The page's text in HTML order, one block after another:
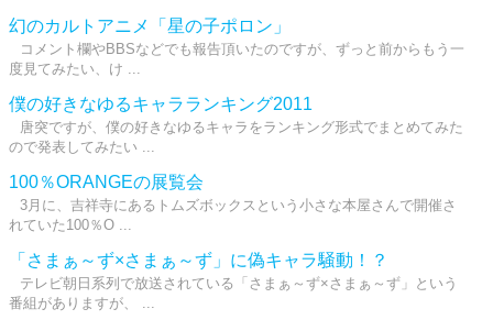
幻のカルトアニメ「星の子ポロン」
コメント欄やBBSなどでも報告頂いたのですが、ずっと前からもう一
度見てみたい、け ...
僕の好きなゆるキャラランキング2011
唐突ですが、僕の好きなゆるキャラをランキング形式でまとめてみた
ので発表してみたい ...
100％ORANGEの展覧会
3月に、吉祥寺にあるトムズボックスという小さな本屋さんで開催さ
れていた100％O ...
「さまぁ～ず×さまぁ～ず」に偽キャラ騒動！？
テレビ朝日系列で放送されている「さまぁ～ず×さまぁ～ず」という
番組がありますが、 ...